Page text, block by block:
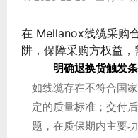
在 Mellanox线缆采购
阱，保障采购方权益，
明确退换货触发
如线缆存在不符合国
定的质量标准；交付
题，在质保期内主要